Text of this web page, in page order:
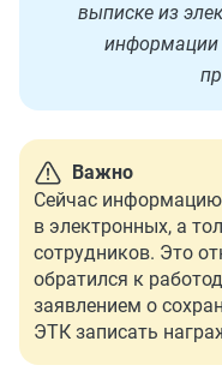
выписке из
информации
Важно
Сейчас
в электронных, а
сотрудников. Это
обратился к
заявлением о
ЭТК записать